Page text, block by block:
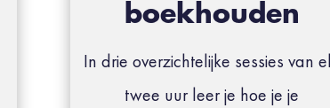
boekhouden
In drie overzichtelijke sessies van
twee uur leer je hoe je je